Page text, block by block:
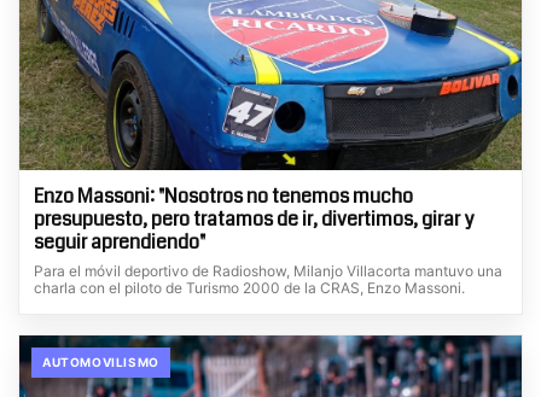
Enzo Massoni: "Nosotros no tenemos mucho
presupuesto, pero tratamos de ir, divertimos, girar y
seguir aprendiendo"
Para el móvil deportivo de Radioshow, Milanjo Villacorta mantuvo una
charla con el piloto de Turismo 2000 de la CRAS, Enzo Massoni.
AUTOMOVILISMO